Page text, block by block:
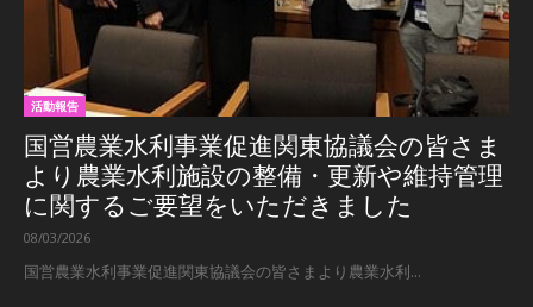
活動報告
国営農業水利事業促進関東協議会の皆さま
より農業水利施設の整備・更新や維持管理
に関するご要望をいただきました
08/03/2026
国営農業水利事業促進関東協議会の皆さまより農業水利...